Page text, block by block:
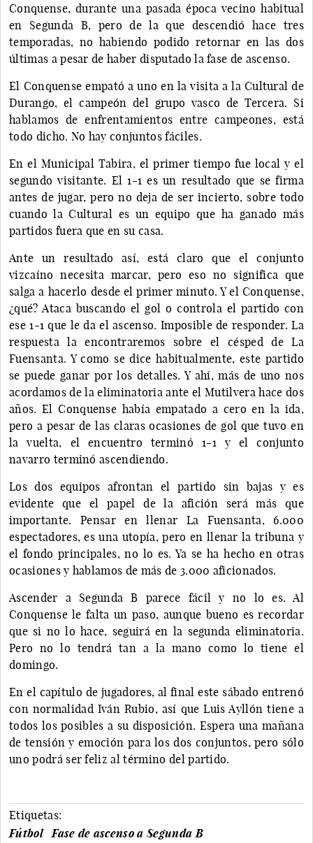
Conquense, durante una pasada época vecino habitual
en Segunda B, pero de la que descendió hace tres
temporadas, no habiendo podido retornar en las dos
últimas a pesar de haber disputado la fase de ascenso.
El Conquense empató a uno en la visita a la Cultural de
Durango, el campeón del grupo vasco de Tercera. Si
hablamos de enfrentamientos entre campeones, está
todo dicho. No hay conjuntos fáciles.
En el Municipal Tabira, el primer tiempo fue local y el
segundo visitante. El 1-1 es un resultado que se firma
antes de jugar, pero no deja de ser incierto, sobre todo
cuando la Cultural es un equipo que ha ganado más
partidos fuera que en su casa.
Ante un resultado así, está claro que el conjunto
vizcaíno necesita marcar, pero eso no significa que
salga a hacerlo desde el primer minuto. Y el Conquense,
¿qué? Ataca buscando el gol o controla el partido con
ese 1-1 que le da el ascenso. Imposible de responder. La
respuesta la encontraremos sobre el césped de La
Fuensanta. Y como se dice habitualmente, este partido
se puede ganar por los detalles. Y ahí, más de uno nos
acordamos de la eliminatoria ante el Mutilvera hace dos
años. El Conquense había empatado a cero en la ida,
pero a pesar de las claras ocasiones de gol que tuvo en
la vuelta, el encuentro terminó 1-1 y el conjunto
navarro terminó ascendiendo.
Los dos equipos afrontan el partido sin bajas y es
evidente que el papel de la afición será más que
importante. Pensar en llenar La Fuensanta, 6.000
espectadores, es una utopía, pero en llenar la tribuna y
el fondo principales, no lo es. Ya se ha hecho en otras
ocasiones y hablamos de más de 3.000 aficionados.
Ascender a Segunda B parece fácil y no lo es. Al
Conquense le falta un paso, aunque bueno es recordar
que si no lo hace, seguirá en la segunda eliminatoria.
Pero no lo tendrá tan a la mano como lo tiene el
domingo.
En el capítulo de jugadores, al final este sábado entrenó
con normalidad Iván Rubio, así que Luis Ayllón tiene a
todos los posibles a su disposición. Espera una mañana
de tensión y emoción para los dos conjuntos, pero sólo
uno podrá ser feliz al término del partido.
Etiquetas:
Fútbol
Fase de ascenso a Segunda B